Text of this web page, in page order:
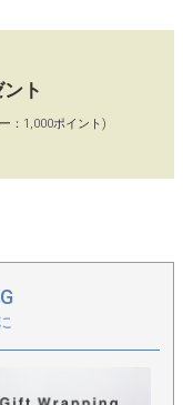
使えるすっきり空
どが無駄なく入りま
ランスアップしてく
としても、ここぞと
ト
：1,000ポイント)